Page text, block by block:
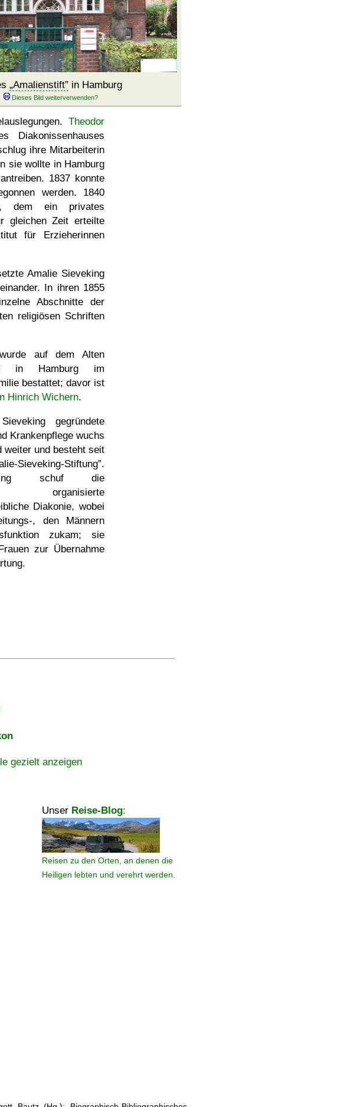
Amalienstift in Hamburg
Theodor
ihre Mitarbeiterin
sie wollte in Hamburg
1837 konnte
werden. 1840
dem ein privates
gleichen Zeit erteilte
für Erzieherinnen
Amalie Sieveking
In ihren 1855
Abschnitte der
religiösen Schriften
auf dem Alten
in Hamburg im
bestattet; davor ist
Hinrich Wichern.
gegründete
Krankenpflege wuchs
weiter und besteht seit
Sieveking-Stiftung .
schuf die
organisierte
Diakonie, wobei
, den Männern
zukam; sie
zur Übernahme
gezielt anzeigen
Unser Reise-Blog:
Reisen zu den Orten, an denen die
Heiligen lebten und verehrt werden.